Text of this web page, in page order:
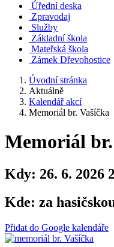
Úřední deska
Zpravodaj
Služby
Základní škola
Mateřská škola
Zámek Dřevohostice
Úvodní stránka
Aktuálně
Kalendář akcí
Memoriál br. Vašíčka
Memoriál
Kdy: 26. 6. 2026
Kde: za
Přidat do Google kalendáře